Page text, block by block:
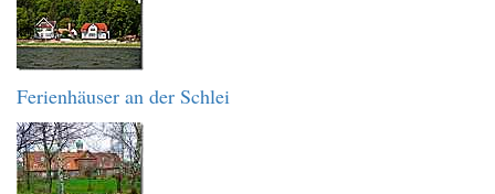
Ferienhäuser an der Schlei